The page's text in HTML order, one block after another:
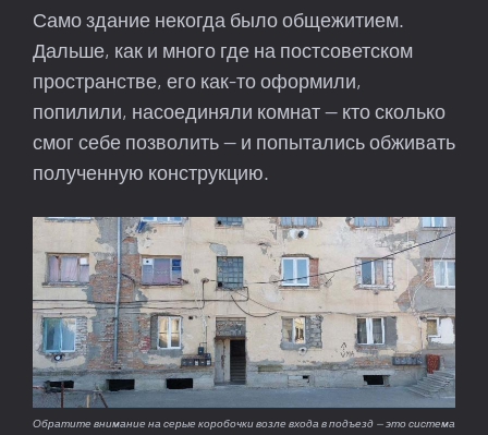
Само здание некогда было общежитием.
Дальше, как и много где на постсоветском
пространстве, его как-то оформили,
попилили, насоединяли комнат — кто сколько
смог себе позволить — и попытались обживать
полученную конструкцию.
Обратите внимание на серые коробочки возле входа в подъезд — это система